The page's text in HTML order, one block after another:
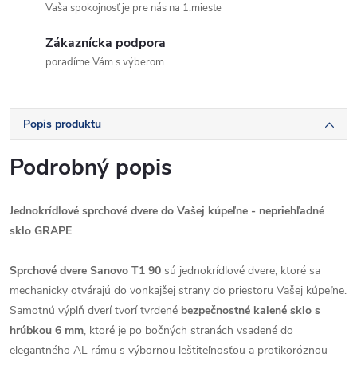
Vaša spokojnosť je pre nás na 1.mieste
Zákaznícka podpora
poradíme Vám s výberom
Popis produktu
Podrobný popis
Jednokrídlové sprchové dvere do Vašej kúpeľne - nepriehľadné
sklo GRAPE
Sprchové dvere Sanovo T1 90 sú jednokrídlové dvere, ktoré sa
mechanicky otvárajú do vonkajšej strany do priestoru Vašej kúpeľne.
Samotnú výplň dverí tvorí tvrdené bezpečnostné kalené sklo s
hrúbkou 6 mm, ktoré je po bočných stranách vsadené do
elegantného AL rámu s výbornou leštiteľnosťou a protikoróznou